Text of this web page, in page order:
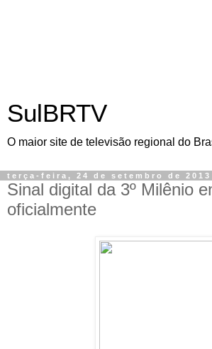
SulBRTV
O maior site de televisão regional do
terça-feira, 24 de setembro de 2013
Sinal digital da 3º Milênio
oficialmente